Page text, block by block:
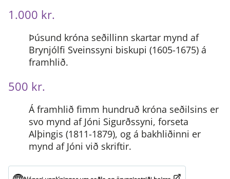
1.000 kr.
Þúsund króna seðillinn skartar mynd af
Brynjólfi Sveinssyni biskupi (1605-1675) á
framhlið.
500 kr.
Á framhlið fimm hundruð króna seðilsins er
svo mynd af Jóni Sigurðssyni, forseta
Alþingis (1811-1879), og á bakhliðinni er
mynd af Jóni við skriftir.